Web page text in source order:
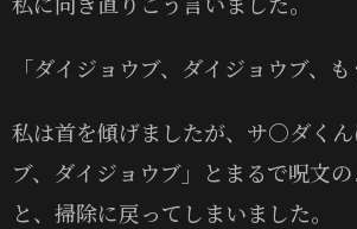
「ダイジョウブ、ダイジョウブ、も
私は首を傾げましたが、サ〇ダく
ブ、ダイジョウブ」とまるで呪文
と、掃除に戻ってしまいました。